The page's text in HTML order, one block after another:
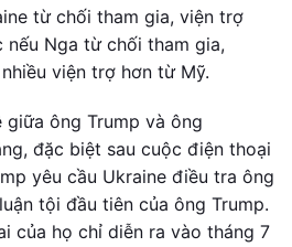
từ chối tham gia, viện trợ
nếu Nga từ chối tham gia,
viện trợ hơn từ Mỹ.
giữa ông Trump và ông
đặc biệt sau cuộc điện thoại
yêu cầu Ukraine điều tra ông
tội đầu tiên của ông Trump.
của họ chỉ diễn ra vào tháng 7